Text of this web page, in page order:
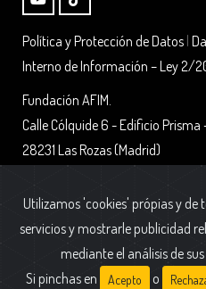
Utilizamos 'cookies' própias y
servicios y mostrarle publicidad
mediante el análisis de
Si pinchas en
Acepto o
Política y Protección de Datos |
Interno de Información – Ley 2/
Fundación AFIM.
Calle Cólquide 6 - Edificio Prisma
28231 Las Rozas (Madrid)